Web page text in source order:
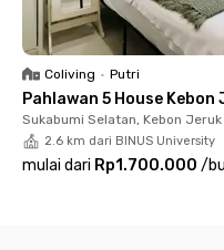
professionals or students
convenience all in one.
Coliving • Putri
Pahlawan 5 House Kebon
Sukabumi Selatan, Kebon Jeruk
2.6 km dari BINUS University
mulai dari Rp1.700.000 /